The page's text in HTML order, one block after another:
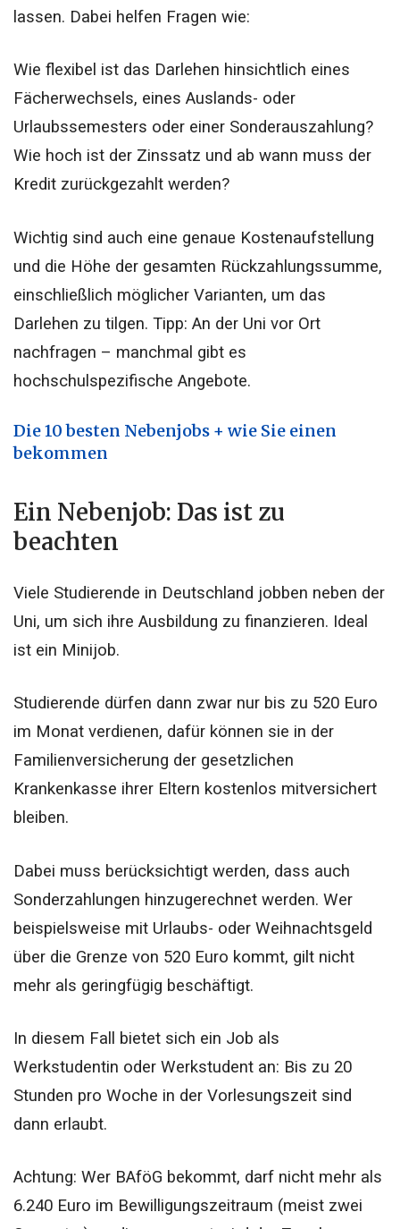
lassen. Dabei helfen Fragen wie:
Wie flexibel ist das Darlehen hinsichtlich eines
Fächerwechsels, eines Auslands- oder
Urlaubssemesters oder einer Sonderauszahlung?
Wie hoch ist der Zinssatz und ab wann muss der
Kredit zurückgezahlt werden?
Wichtig sind auch eine genaue Kostenaufstellung
und die Höhe der gesamten Rückzahlungssumme,
einschließlich möglicher Varianten, um das
Darlehen zu tilgen. Tipp: An der Uni vor Ort
nachfragen – manchmal gibt es
hochschulspezifische Angebote.
Die 10 besten Nebenjobs + wie Sie einen
bekommen
Ein Nebenjob: Das ist zu
beachten
Viele Studierende in Deutschland jobben neben der
Uni, um sich ihre Ausbildung zu finanzieren. Ideal
ist ein Minijob.
Studierende dürfen dann zwar nur bis zu 520 Euro
im Monat verdienen, dafür können sie in der
Familienversicherung der gesetzlichen
Krankenkasse ihrer Eltern kostenlos mitversichert
bleiben.
Dabei muss berücksichtigt werden, dass auch
Sonderzahlungen hinzugerechnet werden. Wer
beispielsweise mit Urlaubs- oder Weihnachtsgeld
über die Grenze von 520 Euro kommt, gilt nicht
mehr als geringfügig beschäftigt.
In diesem Fall bietet sich ein Job als
Werkstudentin oder Werkstudent an: Bis zu 20
Stunden pro Woche in der Vorlesungszeit sind
dann erlaubt.
Achtung: Wer BAföG bekommt, darf nicht mehr als
6.240 Euro im Bewilligungszeitraum (meist zwei